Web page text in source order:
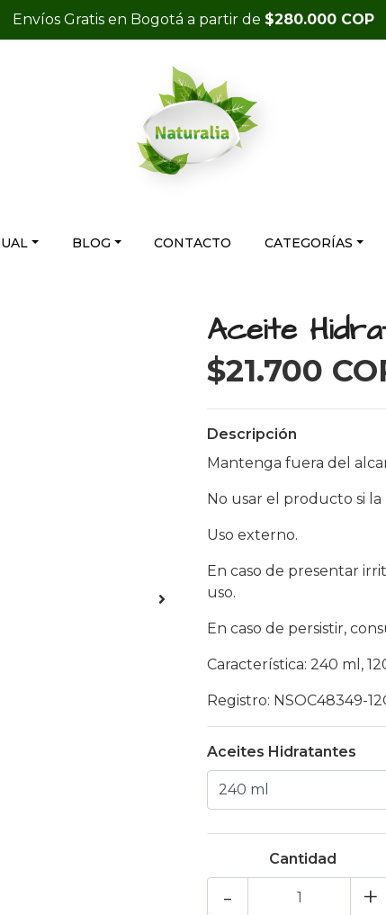
Envíos Gratis en Bogotá a partir de $280.000 COP
BLOG CONTACTO CATEGORÍAS
Aceite
$21.700
Descripción
Mantenga fuera del
No usar el producto si la
Uso externo.
En caso de presentar
uso.
En caso de persistir,
Característica: 240 ml,
Registro: NSOC48349-
Aceites Hidratantes
Cantidad
+
-